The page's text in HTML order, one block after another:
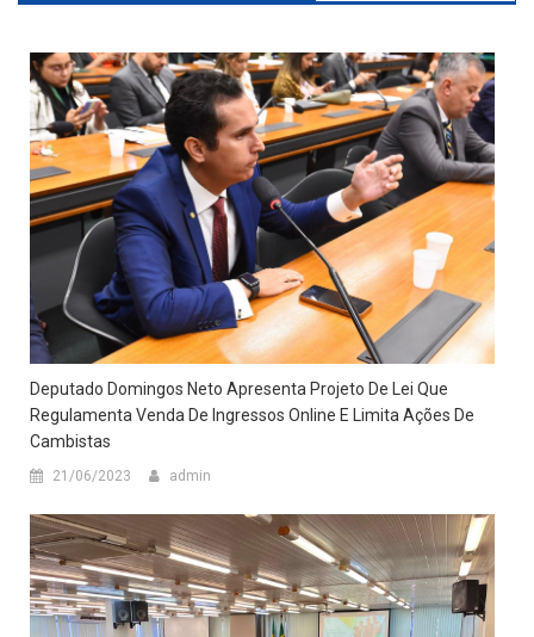
Deputado Domingos Neto Apresenta Projeto De Lei Que
Regulamenta Venda De Ingressos Online E Limita Ações De
Cambistas
21/06/2023 admin